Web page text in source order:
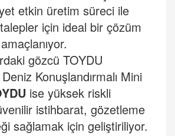
etkin üretim süreci ile
için ideal bir çözüm
gözcü TOYDU
Konuşlandırmalı Mini
ise yüksek riskli
istihbarat, gözetleme
sağlamak için geliştiriliyor.